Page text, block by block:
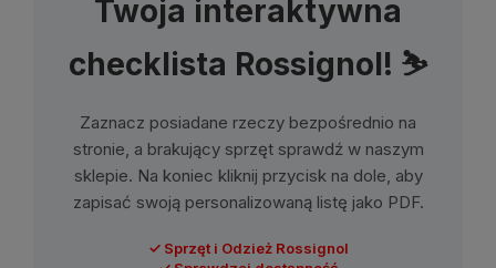
Twoja interaktywna
checklista Rossignol! ⛷️
Zaznacz posiadane rzeczy bezpośrednio na
stronie, a brakujący sprzęt sprawdź w naszym
sklepie. Na koniec kliknij przycisk na dole, aby
zapisać swoją personalizowaną listę jako PDF.
✓ Sprzęt i Odzież Rossignol